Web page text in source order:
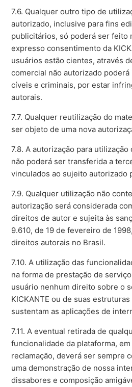
7.6. Qualquer outro tipo de
autorizado, inclusive para fins
publicitários, só poderá ser feito
expresso consentimento da
usuários estão cientes, através
comercial não autorizado
cíveis e criminais, por estar
autorais.
7.7. Qualquer reutilização do
ser objeto de uma nova
7.8. A autorização para
não poderá ser transferida a
vinculados ao sujeito autorizado
7.9. Qualquer utilização não
autorização será considerada
direitos de autor e sujeita às
9.610, de 19 de fevereiro de
direitos autorais no Brasil.
7.10. A utilização das
na forma de prestação de
usuário nenhum direito sobre o
KICKANTE ou de suas
sustentam as aplicações de
7.11. A eventual retirada de
funcionalidade da plataforma,
reclamação, deverá ser sempre
uma demonstração de nossa
dissabores e composição